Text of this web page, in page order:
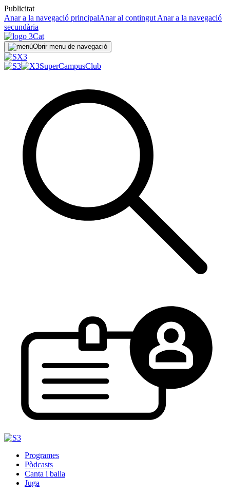
Publicitat
Anar a la navegació principalAnar al contingut Anar a la navegació
secundària
Obrir menu de navegació
SuperCampusClub
Programes
Pòdcasts
Canta i balla
Juga